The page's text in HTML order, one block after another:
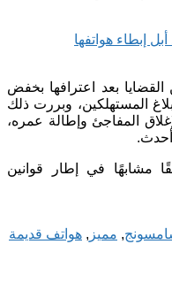
إبطاء هواتفها
بعد اعترافها بخفض
المستهلكين، وبررت ذلك
المفاجئ وإطالة عمره،
مشابهًا في إطار قوانين
, مميز , هواتف قديمة